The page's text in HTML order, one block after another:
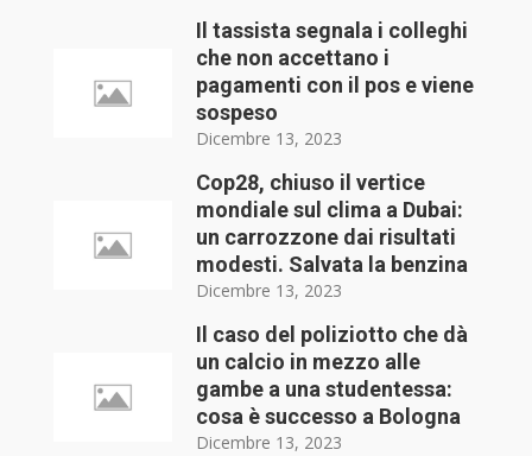
Il tassista segnala i colleghi
che non accettano i
pagamenti con il pos e viene
sospeso
Dicembre 13, 2023
Cop28, chiuso il vertice
mondiale sul clima a Dubai:
un carrozzone dai risultati
modesti. Salvata la benzina
Dicembre 13, 2023
Il caso del poliziotto che dà
un calcio in mezzo alle
gambe a una studentessa:
cosa è successo a Bologna
Dicembre 13, 2023